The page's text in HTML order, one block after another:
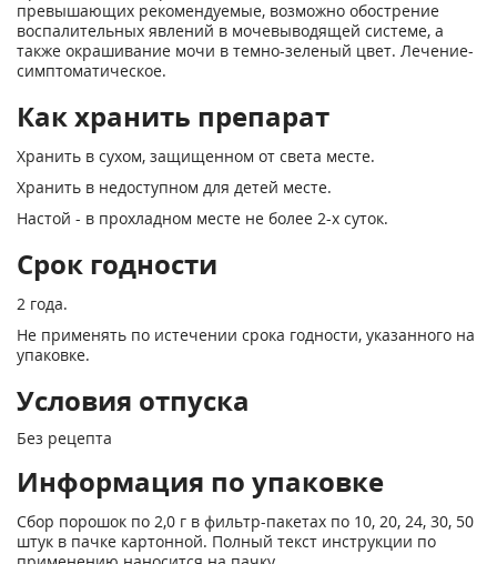
превышающих рекомендуемые, возможно обострение
воспалительных явлений в мочевыводящей системе, а
также окрашивание мочи в темно-зеленый цвет. Лечение-
симптоматическое.
Как хранить препарат
Хранить в сухом, защищенном от света месте.
Хранить в недоступном для детей месте.
Настой - в прохладном месте не более 2-х суток.
Срок годности
2 года.
Не применять по истечении срока годности, указанного на
упаковке.
Условия отпуска
Без рецепта
Информация по упаковке
Сбор порошок по 2,0 г в фильтр-пакетах по 10, 20, 24, 30, 50
штук в пачке картонной. Полный текст инструкции по